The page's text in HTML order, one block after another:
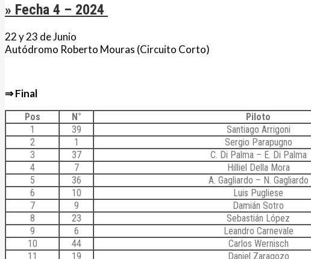
» Fecha 4 – 2024
22 y 23 de Junio
Autódromo Roberto Mouras (Circuito Corto)
⇒ Final
Pos N° Piloto
1
39 Santiago Arrigoni
2
1 Sergio Parapugno
3
37 C. Di Palma – E. Di Palma
4
7 Hilliel Della Mora
5
36 A. Gagliardo – N. Gagliardo
6
10 Luis Pugliese
7
9 Damián Sotro
8
23 Sebastián López
9
6 Leandro Carnevale
10
44 Carlos Wernisch
11
19 Daniel Zaragozo